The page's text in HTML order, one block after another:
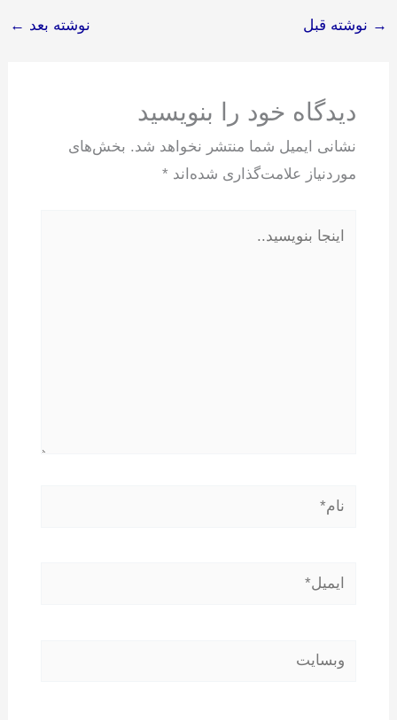
→ نوشته قبل نوشته بعد ←
دیدگاه‌ خود را بنویسید
نشانی ایمیل شما منتشر نخواهد شد. بخش‌های
موردنیاز علامت‌گذاری شده‌اند *
نام*
ایمیل*
وبسایت